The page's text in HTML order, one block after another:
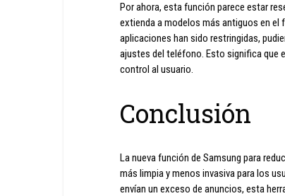
Por ahora, esta función parece estar
extienda a modelos más antiguos en el
aplicaciones han sido restringidas,
ajustes del teléfono. Esto significa que
control al usuario.
Conclusión
La nueva función de Samsung para
más limpia y menos invasiva para los
envían un exceso de anuncios, esta